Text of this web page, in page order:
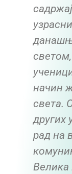
начин
света.
других
рад на
Велика